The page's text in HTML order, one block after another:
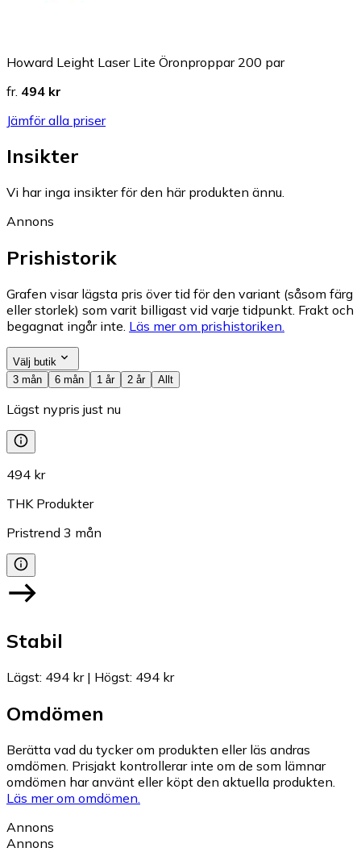
Howard Leight Laser Lite Öronproppar 200 par
fr. 494 kr
Jämför alla priser
Insikter
Vi har inga insikter för den här produkten ännu.
Annons
Prishistorik
Grafen visar lägsta pris över tid för den variant (såsom färg
eller storlek) som varit billigast vid varje tidpunkt. Frakt och
begagnat ingår inte. Läs mer om prishistoriken.
Välj butik
3 mån
6 mån 1 år 2 år Allt
Lägst nypris just nu
494 kr
THK Produkter
Pristrend 3 mån
Stabil
Lägst: 494 kr| Högst: 494 kr
Omdömen
Berätta vad du tycker om produkten eller läs andras
omdömen. Prisjakt kontrollerar inte om de som lämnar
omdömen har använt eller köpt den aktuella produkten.
Läs mer om omdömen.
Annons
Annons